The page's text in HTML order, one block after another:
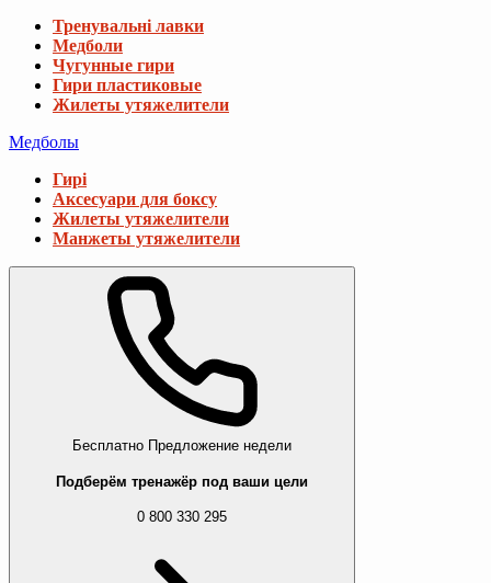
Тренувальні лавки
Медболи
Чугунные гири
Гири пластиковые
Жилеты утяжелители
Медболы
Гирі
Аксесуари для боксу
Жилеты утяжелители
Манжеты утяжелители
Бесплатно Предложение недели
Подберём тренажёр под ваши цели
0 800 330 295